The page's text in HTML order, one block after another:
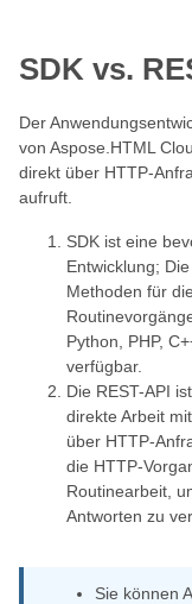
SDK vs.
Der
von Aspose.HTML
direkt über HTTP-
aufruft.
SDK ist eine
Entwicklung;
Methoden für
Python, PHP,
verfügbar.
Die REST-API
direkte Arbeit
über HTTP-
die HTTP-
Routinearbeit,
Antworten zu
Sie können